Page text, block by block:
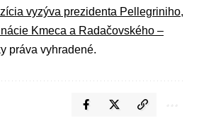
vyzýva prezidenta Pellegriniho,
Kmeca a Radačovského –
práva vyhradené.